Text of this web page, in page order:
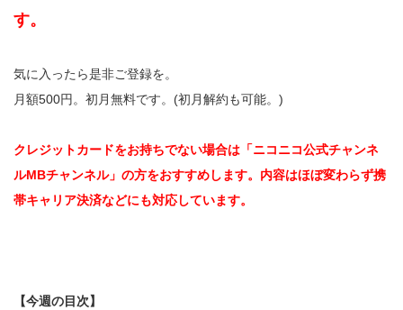
す。
気に入ったら是非ご登録を。
月額500円。初月無料です。(初月解約も可能。)
クレジットカードをお持ちでない場合は「ニコニコ公式チャンネ
ルMBチャンネル」の方をおすすめします。内容はほぼ変わらず携
帯キャリア決済などにも対応しています。
【今週の目次】